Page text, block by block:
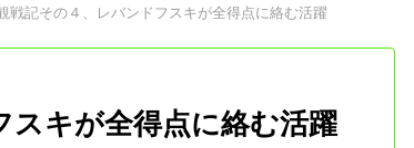
戦記その４、レバンドフスキが全得点に絡む活躍
キが全得点に絡む活躍